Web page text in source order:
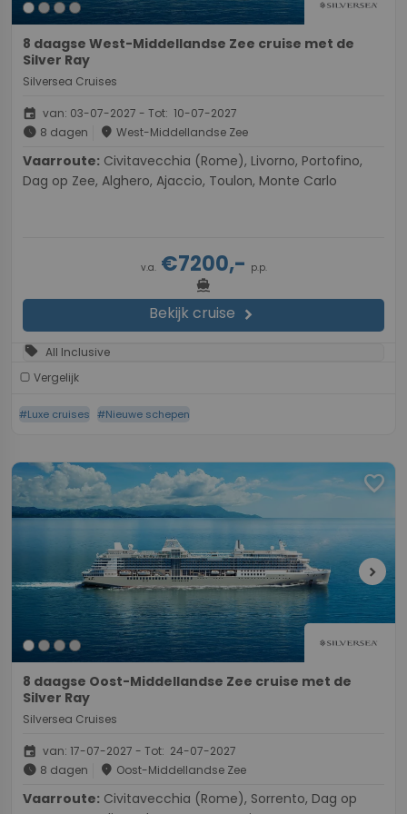
8 daagse West-Middellandse Zee cruise met de
Silver Ray
Silversea Cruises
event van: 03-07-2027 - Tot: 10-07-2027
schedule 8 dagen place West-Middellandse Zee
Vaarroute:
Dag op Zee, Alghero, Ajaccio, Toulon, Monte Carlo
v.a.€7200,- p.p.
directions_boat
Bekijk cruise chevron_right
sell All Inclusive
Vergelijk
#Luxe cruises #Nieuwe schepen
favorite
chevron_right
8 daagse Oost-Middellandse Zee cruise met de
Silver Ray
Silversea Cruises
event van: 17-07-2027 - Tot: 24-07-2027
schedule 8 dagen place Oost-Middellandse Zee
Vaarroute: